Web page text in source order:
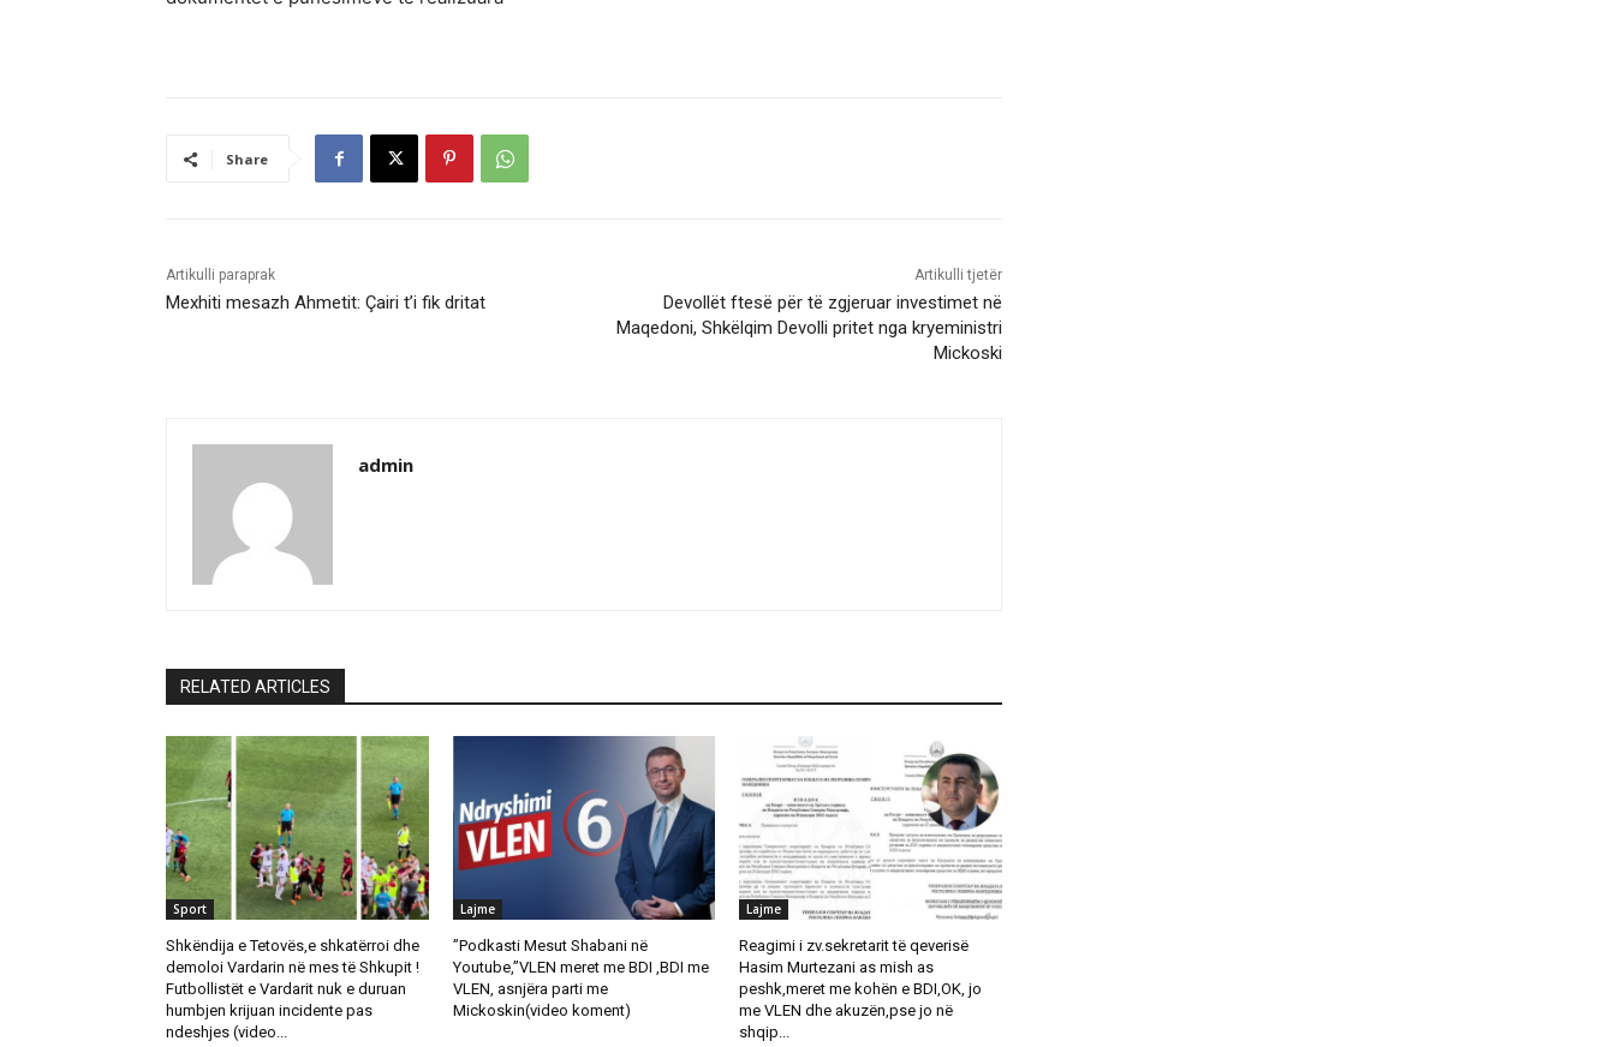
Share
Artikulli paraprak
Mexhiti mesazh Ahmetit: Çairi t’i fik dritat
Artikulli tjetër
Devollët ftesë për të zgjeruar investimet në
Maqedoni, Shkëlqim Devolli pritet nga kryeministri
Mickoski
admin
RELATED ARTICLES
Sport
Shkëndija e Tetovës,e shkatërroi dhe
demoloi Vardarin në mes të Shkupit !
Futbollistët e Vardarit nuk e duruan
humbjen krijuan incidente pas
ndeshjes (video...
Lajme
”Podkasti Mesut Shabani në
Youtube,”VLEN meret me BDI ,BDI me
VLEN, asnjëra parti me
Mickoskin(video koment)
Lajme
Reagimi i zv.sekretarit të qeverisë
Hasim Murtezani as mish as
peshk,meret me kohën e BDI,OK, jo
me VLEN dhe akuzën,pse jo në
shqip...